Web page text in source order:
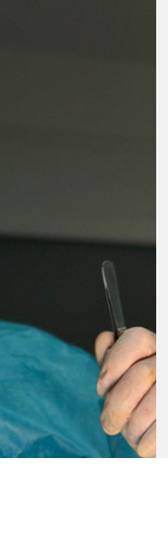
кожен
в роті,
Таким
в